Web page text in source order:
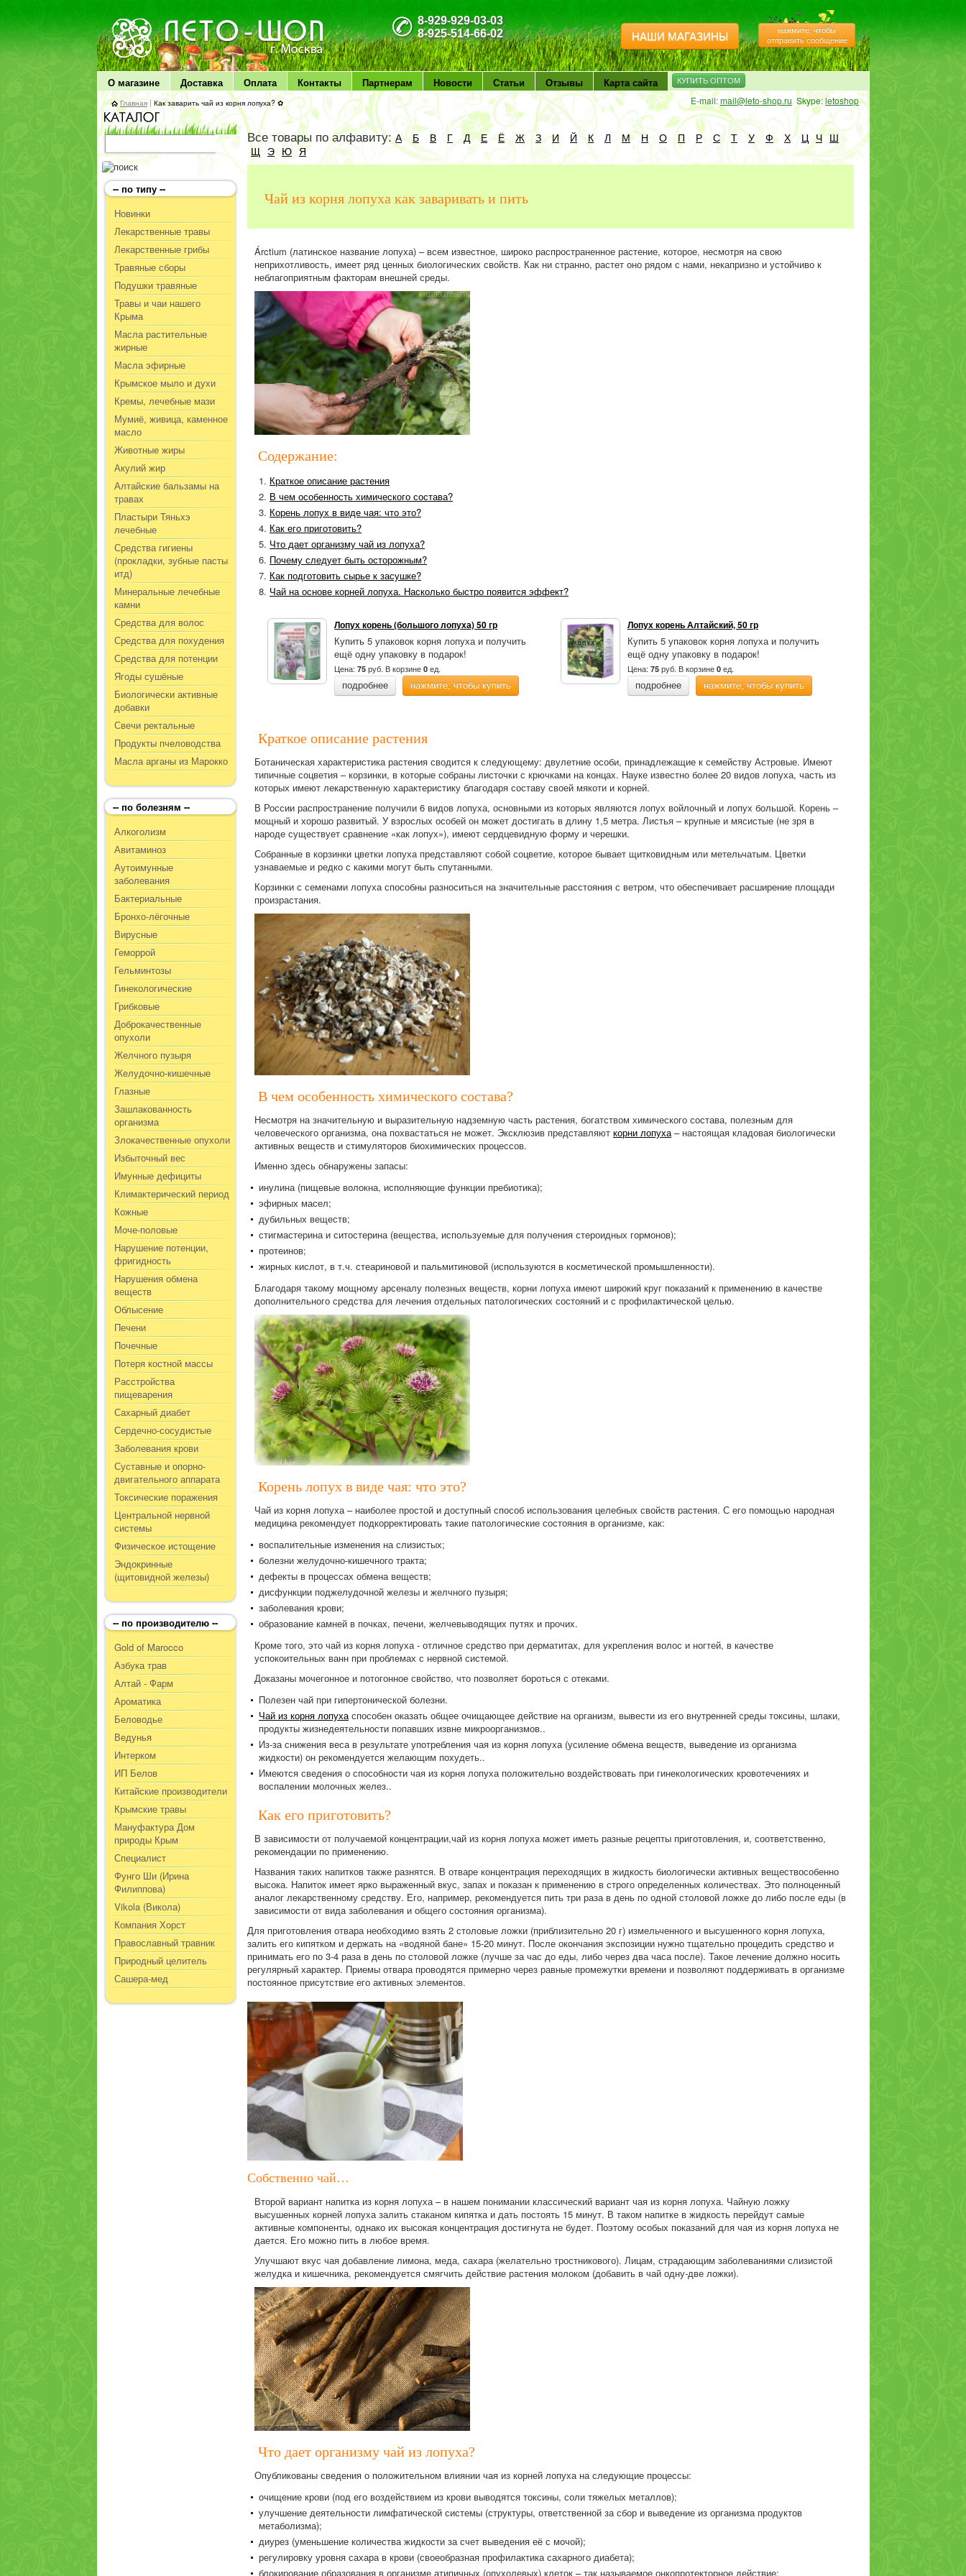
ЛЕТО чудо здоровья
нажмите, чтобы
отправить сообщение
8-929-929-03-03
8-925-514-66-02
НАШИ МАГАЗИНЫ
О магазине Доставка Оплата Контакты Партнерам Новости Статьи Отзывы Карта сайта КУПИТЬ ОПТОМ
E-mail:mail@leto-shop.ru Skype:letoshop
Главная |Как заварить чай из корня лопуха? ✿
-- по типу --
Новинки
Лекарственные травы
Лекарственные грибы
Травяные сборы
Подушки травяные
Травы и чаи нашего
Крыма
Масла растительные
жирные
Масла эфирные
Крымское мыло и духи
Кремы, лечебные мази
Мумиё, живица, каменное
масло
Животные жиры
Акулий жир
Алтайские бальзамы на
травах
Пластыри Тяньхэ
лечебные
Средства гигиены
(прокладки, зубные пасты
итд)
Минеральные лечебные
камни
Средства для волос
Средства для похудения
Средства для потенции
Ягоды сушёные
Биологически активные
добавки
Свечи ректальные
Продукты пчеловодства
Масла арганы из Марокко
-- по болезням --
Алкоголизм
Авитаминоз
Аутоимунные
заболевания
Бактериальные
Бронхо-лёгочные
Вирусные
Геморрой
Гельминтозы
Гинекологические
Грибковые
Доброкачественные
опухоли
Желчного пузыря
Желудочно-кишечные
Глазные
Зашлакованность
организма
Злокачественные опухоли
Избыточный вес
Имунные дефициты
Климактерический период
Кожные
Моче-половые
Нарушение потенции,
фригидность
Нарушения обмена
веществ
Облысение
Печени
Почечные
Потеря костной массы
Расстройства
пищеварения
Сахарный диабет
Сердечно-сосудистые
Заболевания крови
Суставные и опорно-
двигательного аппарата
Токсические поражения
Центральной нервной
системы
Физическое истощение
Эндокринные
(щитовидной железы)
-- по производителю --
Gold of Marocco
Азбука трав
Алтай - Фарм
Ароматика
Беловодье
Ведунья
Интерком
ИП Белов
Китайские производители
Крымские травы
Мануфактура Дом
природы Крым
Специалист
Фунго Ши (Ирина
Филиппова)
Vikola (Викола)
Компания Хорст
Православный травник
Природный целитель
Сашера-мед
Все товары по алфавиту:А Б В Г Д Е Ё Ж З И Й К Л М Н О П Р С Т У Ф Х Ц Ч Ш
Щ Э Ю Я
Чай из корня лопуха как заваривать и пить
Árctium (латинское название лопуха) – всем известное, широко распространенное растение, которое, несмотря на свою
неприхотливость, имеет ряд ценных биологических свойств. Как ни странно, растет оно рядом с нами, некапризно и устойчиво к
неблагоприятным факторам внешней среды.
Содержание:
Краткое описание растения
В чем особенность химического состава?
Корень лопух в виде чая: что это?
Как его приготовить?
Что дает организму чай из лопуха?
Почему следует быть осторожным?
Как подготовить сырье к засушке?
Чай на основе корней лопуха. Насколько быстро появится эффект?
Лопух корень (большого лопуха) 50 гр
Купить 5 упаковок корня лопуха и получить
ещё одну упаковку в подарок!
Цена:75 руб. В корзине0 ед.
подробнее нажмите, чтобы купить
Лопух корень Алтайский, 50 гр
Купить 5 упаковок корня лопуха и получить
ещё одну упаковку в подарок!
Цена: 75руб. В корзине 0ед.
подробнее нажмите, чтобы купить
Краткое описание растения
Ботаническая характеристика растения сводится к следующему: двулетние особи, принадлежащие к семейству Астровые. Имеют
типичные соцветия – корзинки, в которые собраны листочки с крючками на концах. Науке известно более 20 видов лопуха, часть из
которых имеют лекарственную характеристику благодаря составу своей мякоти и корней.
В России распространение получили 6 видов лопуха, основными из которых являются лопух войлочный и лопух большой. Корень –
мощный и хорошо развитый. У взрослых особей он может достигать в длину 1,5 метра. Листья – крупные и мясистые (не зря в
народе существует сравнение «как лопух»), имеют сердцевидную форму и черешки.
Собранные в корзинки цветки лопуха представляют собой соцветие, которое бывает щитковидным или метельчатым. Цветки
узнаваемые и редко с какими могут быть спутанными.
Корзинки с семенами лопуха способны разноситься на значительные расстояния с ветром, что обеспечивает расширение площади
произрастания.
В чем особенность химического состава?
Несмотря на значительную и выразительную надземную часть растения, богатством химического состава, полезным для
человеческого организма, она похвастаться не может. Эксклюзив представляют корни лопуха– настоящая кладовая биологически
активных веществ и стимуляторов биохимических процессов.
Именно здесь обнаружены запасы:
инулина (пищевые волокна, исполняющие функции пребиотика);
эфирных масел;
дубильных веществ;
стигмастерина и ситостерина (вещества, используемые для получения стероидных гормонов);
протеинов;
жирных кислот, в т.ч. стеариновой и пальмитиновой (используются в косметической промышленности).
Благодаря такому мощному арсеналу полезных веществ, корни лопуха имеют широкий круг показаний к применению в качестве
дополнительного средства для лечения отдельных патологических состояний и с профилактической целью.
Корень лопух в виде чая: что это?
Чай из корня лопуха – наиболее простой и доступный способ использования целебных свойств растения. С его помощью народная
медицина рекомендует подкорректировать такие патологические состояния в организме, как:
воспалительные изменения на слизистых;
болезни желудочно-кишечного тракта;
дефекты в процессах обмена веществ;
дисфункции поджелудочной железы и желчного пузыря;
заболевания крови;
образование камней в почках, печени, желчевыводящих путях и прочих.
Кроме того, это чай из корня лопуха - отличное средство при дерматитах, для укрепления волос и ногтей, в качестве
успокоительных ванн при проблемах с нервной системой.
Доказаны мочегонное и потогонное свойство, что позволяет бороться с отеками.
Полезен чай при гипертонической болезни.
Чай из корня лопухаспособен оказать общее очищающее действие на организм, вывести из его внутренней среды токсины, шлаки,
продукты жизнедеятельности попавших извне микроорганизмов..
Из-за снижения веса в результате употребления чая из корня лопуха (усиление обмена веществ, выведение из организма
жидкости) он рекомендуется желающим похудеть..
Имеются сведения о способности чая из корня лопуха положительно воздействовать при гинекологических кровотечениях и
воспалении молочных желез..
Как его приготовить?
В зависимости от получаемой концентрации,чай из корня лопуха может иметь разные рецепты приготовления, и, соответственно,
рекомендации по применению.
Названия таких напитков также разнятся. В отваре концентрация переходящих в жидкость биологически активных веществособенно
высока. Напиток имеет ярко выраженный вкус, запах и показан к применению в строго определенных количествах. Это полноценный
аналог лекарственному средству. Его, например, рекомендуется пить три раза в день по одной столовой ложке до либо после еды (в
зависимости от вида заболевания и общего состояния организма).
Для приготовления отвара необходимо взять 2 столовые ложки (приблизительно 20 г) измельченного и высушенного корня лопуха,
залить его кипятком и держать на «водяной бане» 15-20 минут. После окончания экспозиции нужно тщательно процедить средство и
принимать его по 3-4 раза в день по столовой ложке (лучше за час до еды, либо через два часа после). Такое лечение должно носить
регулярный характер. Приемы отвара проводятся примерно через равные промежутки времени и позволяют поддерживать в организме
постоянное присутствие его активных элементов.
Собственно чай…
Второй вариант напитка из корня лопуха – в нашем понимании классический вариант чая из корня лопуха. Чайную ложку
высушенных корней лопуха залить стаканом кипятка и дать постоять 15 минут. В таком напитке в жидкость перейдут самые
активные компоненты, однако их высокая концентрация достигнута не будет. Поэтому особых показаний для чая из корня лопуха не
дается. Его можно пить в любое время.
Улучшают вкус чая добавление лимона, меда, сахара (желательно тростникового). Лицам, страдающим заболеваниями слизистой
желудка и кишечника, рекомендуется смягчить действие растения молоком (добавить в чай одну-две ложки).
Что дает организму чай из лопуха?
Опубликованы сведения о положительном влиянии чая из корней лопуха на следующие процессы:
очищение крови (под его воздействием из крови выводятся токсины, соли тяжелых металлов);
улучшение деятельности лимфатической системы (структуры, ответственной за сбор и выведение из организма продуктов
метаболизма);
диурез (уменьшение количества жидкости за счет выведения её с мочой);
регулировку уровня сахара в крови (своеобразная профилактика сахарного диабета);
блокирование образования в организме атипичных (опухолевых) клеток – так называемое онкопротекторное действие;